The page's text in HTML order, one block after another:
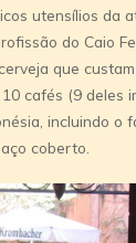
utensí­lios da
do Caio
que
cafés (9 deles
incluindo o
coberto.